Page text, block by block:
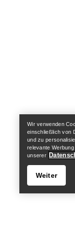
Wir verwenden
einschließlich von
und zu
relevante
unserer
Weiter